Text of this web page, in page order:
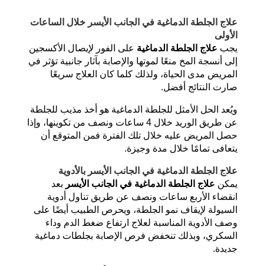
علاج الجلطة الدماغية في الجانب الأيسر خلال الساعات
الأولى
يجب علاج الجلطة الدماغية على الفور لإيصال الأكسجين
إلى أنسجة المخ منعًا لموتها والإصابة بآثار جانبية تؤثر في
المريض مدى الحياة، ولذلك كلما كان العلاج سريعًا
صارت النتائج أفضل.
ويُعد الحل الأمثل للجلطة الدماغية هو أخذ مذيب للجلطة
عن طريق الوريد خلال 4 ساعات ونصف من تكوينها، وإذا
حصل المريض عليه خلال تلك الفترة فمن المتوقع أن
يتعافى تمامًا خلال مدة وجيزة.
علاج الجلطة الدماغية في الجانب الأيسر بالأدوية
يمكن علاج الجلطة الدماغية في الجانب الأيسر بعد
انقضاء الأربع ساعات ونصف عن طريق تناول أدوية
السيولة لإيقاف نمو الجلطة، ويحرص الطبيب أيضًا على
وصف الأدوية المناسبة لعلاج ارتفاع ضغط الدم وداء
السكري، وبذلك تنخفض فرص الإصابة بجلطات دماغية
جديدة.